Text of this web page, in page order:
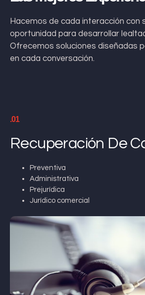
Hacemos de cada interacción con
oportunidad para desarrollar
Ofrecemos soluciones diseñadas
en cada conversación.
.01
Recuperación De
Preventiva
Administrativa
Prejurídica
Jurídico comercial